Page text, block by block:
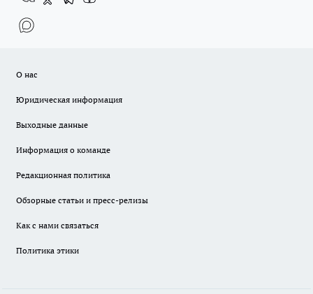
О нас
Юридическая информация
Выходные данные
Информация о команде
Редакционная политика
Обзорные статьи и пресс-релизы
Как с нами связаться
Политика этики